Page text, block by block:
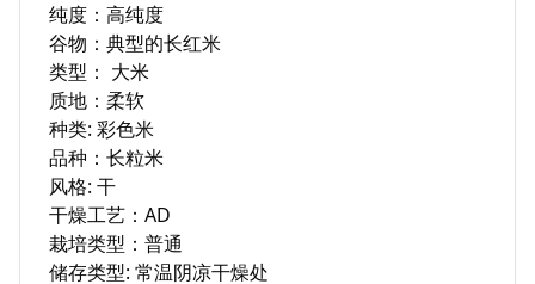
纯度：高纯度
谷物：典型的长红米
类型： 大米
质地：柔软
种类: 彩色米
品种：长粒米
风格: 干
干燥工艺：AD
栽培类型：普通
储存类型: 常温阴凉干燥处